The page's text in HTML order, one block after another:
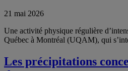
21 mai 2026
Une activité physique régulière
Québec à Montréal (UQAM), qui
Les précipitations